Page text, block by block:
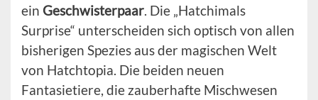
ein Geschwisterpaar. Die „Hatchimals
Surprise“ unterscheiden sich optisch von allen
bisherigen Spezies aus der magischen Welt
von Hatchtopia. Die beiden neuen
Fantasietiere, die zauberhafte Mischwesen